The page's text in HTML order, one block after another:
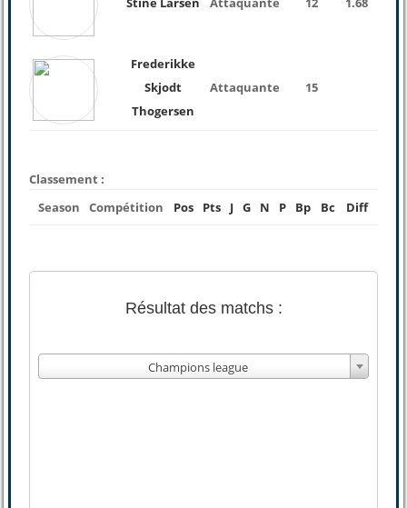
Frederikke
Skjodt
Thogersen
Attaquante 15
Classement :
Season
Compétition Pos Pts J G N P Bp Bc Diff
Résultat des matchs :
Champions league